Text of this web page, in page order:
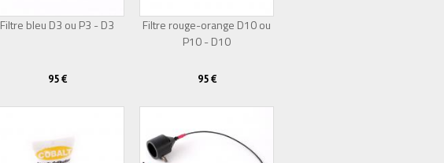
Filtre bleu D3 ou P3 - D3
95 €
Filtre rouge-orange D10 ou
P10 - D10
95 €